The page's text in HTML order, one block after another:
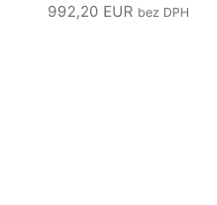
992,20 EUR bez DPH